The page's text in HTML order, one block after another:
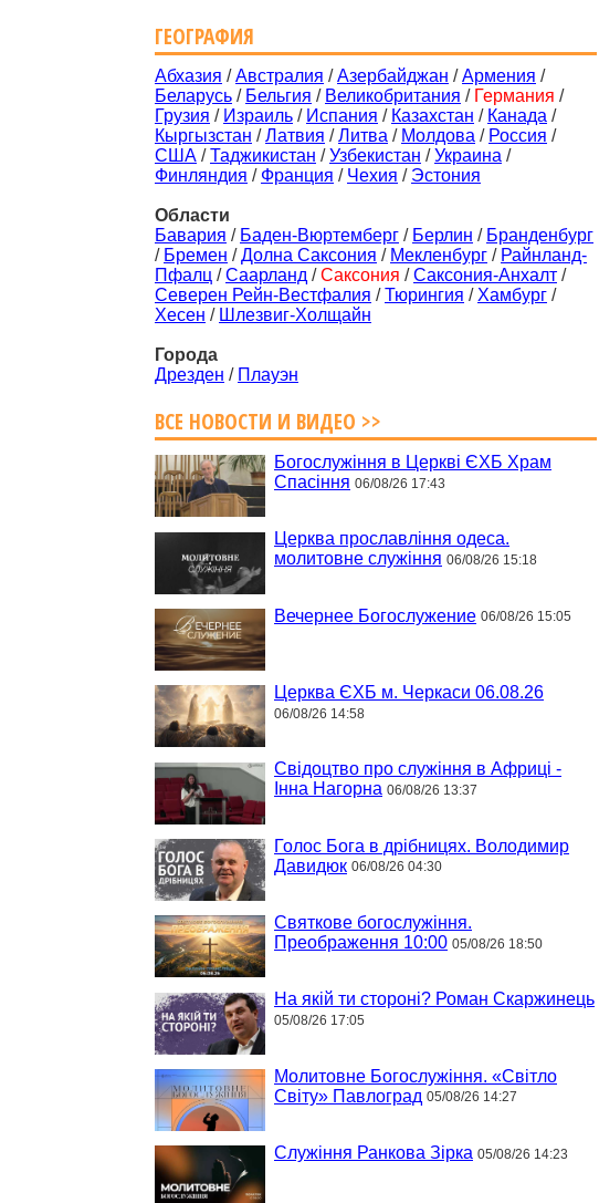
ГЕОГРАФИЯ
Абхазия /Австралия /Азербайджан /Армения /
Беларусь / Бельгия / Великобритания / Германия /
Грузия / Израиль / Испания / Казахстан / Канада /
Кыргызстан /Латвия /Литва / Молдова / Россия /
США /Таджикистан /Узбекистан /Украина /
Финляндия / Франция / Чехия / Эстония
Области
Бавария / Баден-Вюртемберг / Берлин / Бранденбург
/ Бремен /Долна Саксония / Мекленбург / Райнланд-
Пфалц /Саарланд /Саксония /Саксония-Анхалт /
Северен Рейн-Вестфалия /Тюрингия / Хамбург /
Хесен / Шлезвиг-Холщайн
Города
Дрезден / Плауэн
ВСЕ НОВОСТИ И ВИДЕО >>
Богослужіння в Церкві ЄХБ Храм
Спасіння 06/08/26 17:43
Церква прославління одеса.
молитовне служіння 06/08/26 15:18
Вечернее Богослужение 06/08/26 15:05
Церква ЄХБ м. Черкаси 06.08.26
06/08/26 14:58
Свідоцтво про служіння в Африці -
Інна Нагорна 06/08/26 13:37
Голос Бога в дрібницях. Володимир
Давидюк 06/08/26 04:30
Святкове богослужіння.
Преображення 10:00 05/08/26 18:50
На якій ти стороні? Роман Скаржинець
05/08/26 17:05
Молитовне Богослужіння. «Світло
Світу» Павлоград 05/08/26 14:27
Служіння Ранкова Зірка 05/08/26 14:23